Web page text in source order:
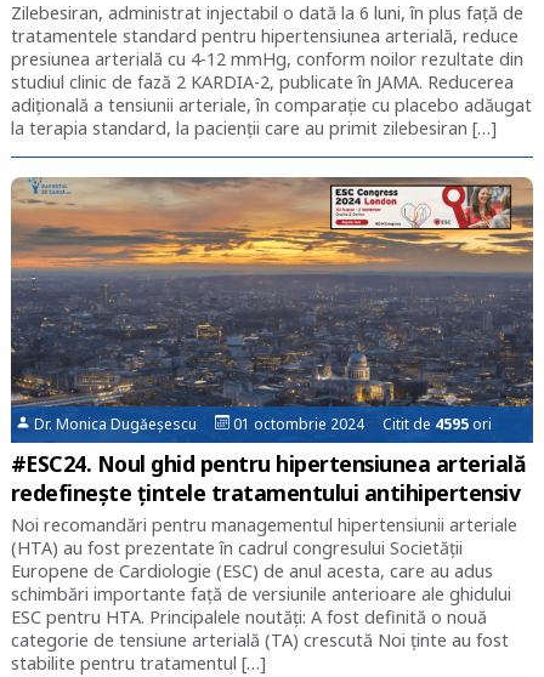
Zilebesiran, administrat injectabil o dată la 6 luni, în plus faţă de
tratamentele standard pentru hipertensiunea arterială, reduce
presiunea arterială cu 4-12 mmHg, conform noilor rezultate din
studiul clinic de fază 2 KARDIA-2, publicate în JAMA. Reducerea
adiţională a tensiunii arteriale, în comparaţie cu placebo adăugat
la terapia standard, la pacienţii care au primit zilebesiran […]
Dr. Monica Dugăeșescu 01 octombrie 2024 Citit de 4595ori
#ESC24. Noul ghid pentru hipertensiunea arterială
redefineşte ţintele tratamentului antihipertensiv
Noi recomandări pentru managementul hipertensiunii arteriale
(HTA) au fost prezentate în cadrul congresului Societăţii
Europene de Cardiologie (ESC) de anul acesta, care au adus
schimbări importante faţă de versiunile anterioare ale ghidului
ESC pentru HTA. Principalele noutăţi: A fost definită o nouă
categorie de tensiune arterială (TA) crescută Noi ţinte au fost
stabilite pentru tratamentul […]